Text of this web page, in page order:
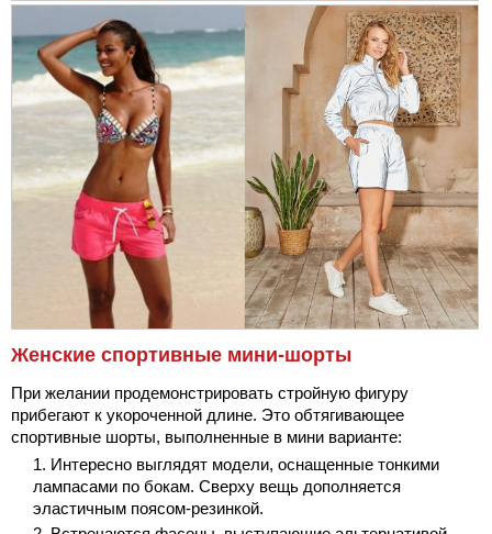
Женские спортивные мини-шорты
При желании продемонстрировать стройную фигуру
прибегают к укороченной длине. Это обтягивающее
спортивные шорты, выполненные в мини варианте:
Интересно выглядят модели, оснащенные тонкими
лампасами по бокам. Сверху вещь дополняется
эластичным поясом-резинкой.